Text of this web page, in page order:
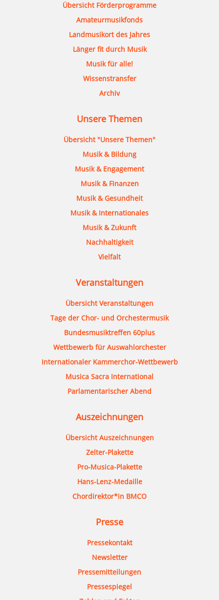
Übersicht Förderprogramme
Amateurmusikfonds
Landmusikort des Jahres
Länger fit durch Musik
Musik für alle!
Wissenstransfer
Archiv
Unsere Themen
Übersicht "Unsere Themen"
Musik & Bildung
Musik & Engagement
Musik & Finanzen
Musik & Gesundheit
Musik & Internationales
Musik & Zukunft
Nachhaltigkeit
Vielfalt
Veranstaltungen
Übersicht Veranstaltungen
Tage der Chor- und Orchestermusik
Bundesmusiktreffen 60plus
Wettbewerb für Auswahlorchester
Internationaler Kammerchor-Wettbewerb
Musica Sacra International
Parlamentarischer Abend
Auszeichnungen
Übersicht Auszeichnungen
Zelter-Plakette
Pro-Musica-Plakette
Hans-Lenz-Medaille
Chordirektor*in BMCO
Presse
Pressekontakt
Newsletter
Pressemitteilungen
Pressespiegel